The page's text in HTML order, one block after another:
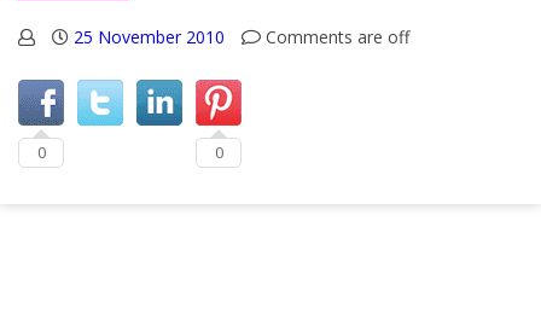
25 November 2010 Comments are off
0 0